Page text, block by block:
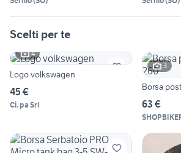
Scelti per te
4
Logo volkswagen
45 €
Ci. pa Srl
3
Borsa
63 €